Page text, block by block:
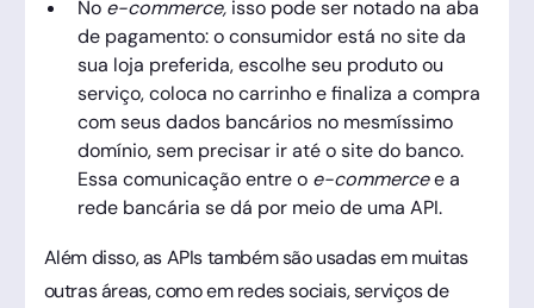
No e-commerce, isso pode ser notado na aba
de pagamento: o consumidor está no site da
sua loja preferida, escolhe seu produto ou
serviço, coloca no carrinho e finaliza a compra
com seus dados bancários no mesmíssimo
domínio, sem precisar ir até o site do banco.
Essa comunicação entre oe-commercee a
rede bancária se dá por meio de uma API.
Além disso, as APIs também são usadas em muitas
outras áreas, como em redes sociais, serviços de